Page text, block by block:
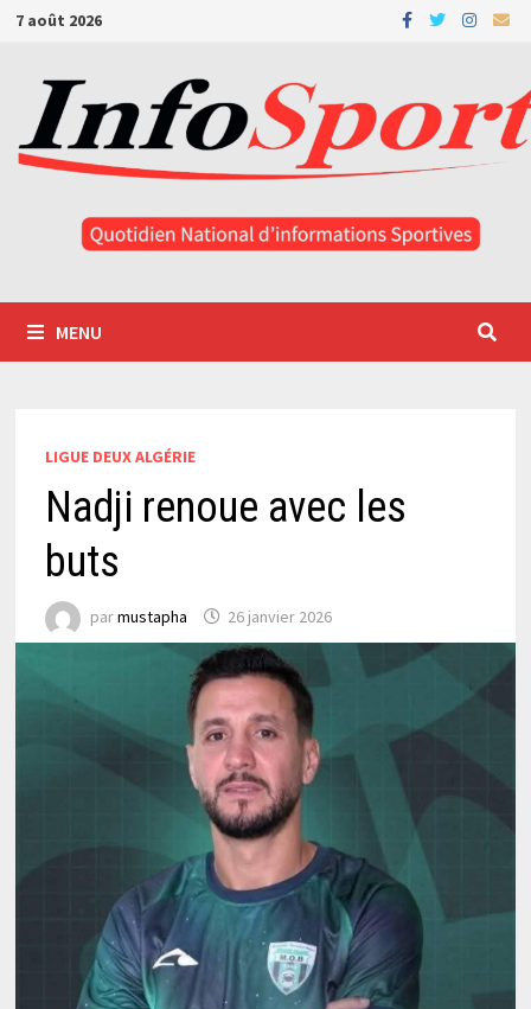
Passer
contenu
7 août 2026
MENU
LIGUE DEUX ALGÉRIE
Nadji renoue avec les
buts
parmustapha 26 janvier 2026